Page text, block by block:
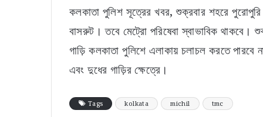
কলকাতা পুলিশ সূত্রের খবর, শুক্রবার শহরে
বাসরুট। তবে মেট্রো পরিষেবা স্বাভাবিক থাকবে।
গাড়ি কলকাতা পুলিশে এলাকায় চলাচল করতে পারবে
এবং দুধের গাড়ির ক্ষেত্রে।
Tags kolkata michil tmc